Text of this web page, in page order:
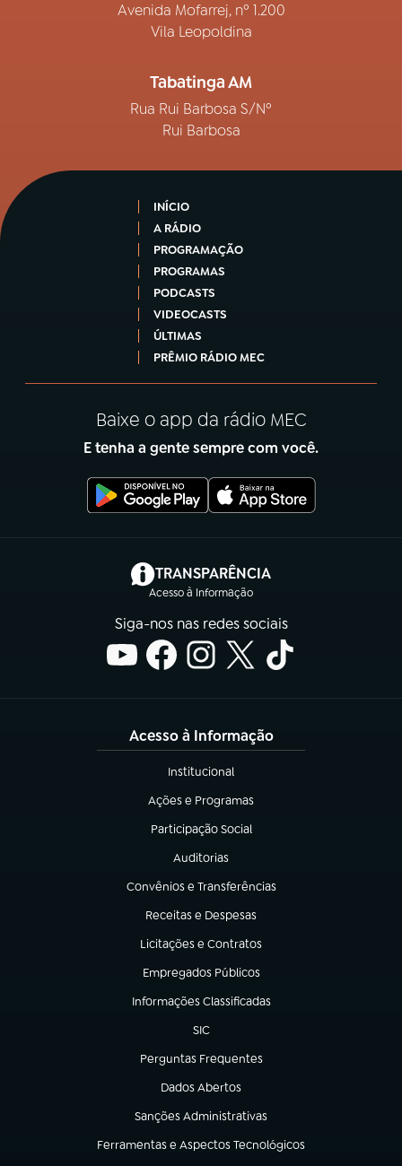
Avenida Mofarrej, nº 1.200
Vila Leopoldina
Tabatinga AM
Rua Rui Barbosa S/Nº
Rui Barbosa
INÍCIO
A RÁDIO
PROGRAMAÇÃO
PROGRAMAS
PODCASTS
VIDEOCASTS
ÚLTIMAS
PRÊMIO RÁDIO MEC
Baixe o app da rádio MEC
E tenha a gente sempre com você.
TRANSPARÊNCIA
Acesso à Informação
(abre em nova aba)
Siga-nos nas redes sociais
Acesso à Informação
Institucional
(abre em nova aba)
Ações e Programas
(abre em nova aba)
Participação Social
(abre em nova aba)
Auditorias
(abre em nova aba)
Convênios e Transferências
(abre em nova aba)
Receitas e Despesas
(abre em nova aba)
Licitações e Contratos
(abre em nova aba)
Empregados Públicos
(abre em nova aba)
Informações Classificadas
(abre em nova aba)
SIC
(abre em nova aba)
Perguntas Frequentes
(abre em nova aba)
Dados Abertos
(abre em nova aba)
Sanções Administrativas
(abre em nova aba)
Ferramentas e Aspectos Tecnológicos
(abre em nova aba)